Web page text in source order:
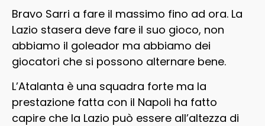
Bravo Sarri a fare il massimo fino ad ora. La
Lazio stasera deve fare il suo gioco, non
abbiamo il goleador ma abbiamo dei
giocatori che si possono alternare bene.
L’Atalanta è una squadra forte ma la
prestazione fatta con il Napoli ha fatto
capire che la Lazio può essere all’altezza di